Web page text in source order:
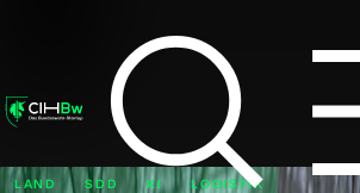
LAND SDD KI
LOGISTIK